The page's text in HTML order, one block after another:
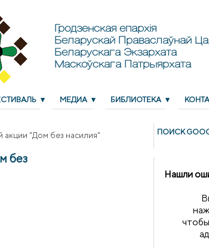
Гродзенская епархія
Беларускай Праваслаўнай
Беларускага Экзархата
Маскоўскага Патрыярхата
МЕДИА БИБЛИОТЕКА
акции "Дом без насилия"
без
ПОИСК
Нашли